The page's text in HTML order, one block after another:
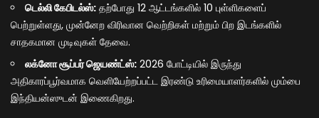
டெல்லி கேபிடல்ஸ்: தற்போது 12 ஆட்டங்களில் 10 புள்ளிகளைப்
பெற்றுள்ளது, முன்னேற விரிவான வெற்றிகள் மற்றும் பிற இடங்களில்
சாதகமான முடிவுகள் தேவை.
லக்னோ சூப்பர் ஜெயண்ட்ஸ்: 2026 போட்டியில் இருந்து
அதிகாரப்பூர்வமாக வெளியேற்றப்பட்ட இரண்டு உரிமையாளர்களில் மும்பை
இந்தியன்ஸுடன் இணைகிறது.